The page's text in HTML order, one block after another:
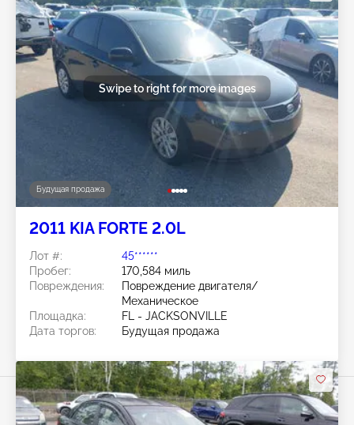
Будущая продажа
Swipe to right for more images
2011 KIA FORTE 2.0L
Лот #:
45******
Пробег:
170,584 миль
Повреждения:
Повреждение двигателя/
Механическое
Площадка:
FL - JACKSONVILLE
Дата торгов:
Будущая продажа